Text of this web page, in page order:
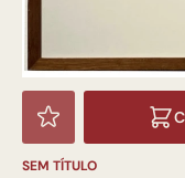
SEM TÍTULO